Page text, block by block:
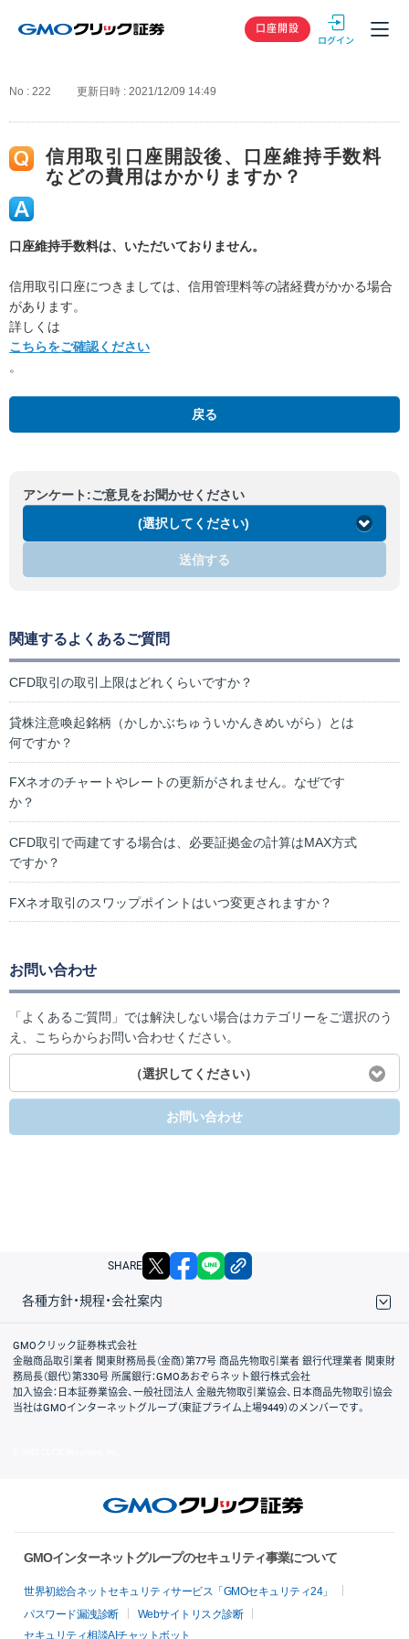
GMOクリック
口座開設
No : 222 更新日時 : 2021/12/09 14:49
信用取引口座開設後、口座維持手数料
などの費用はかかりますか？
口座維持手数料は、いただいておりません。
信用取引口座につきましては、信用管理料等の諸経費がかかる場合
があります。
詳しくは
こちらをご確認ください
。
戻る
アンケート:ご意見をお聞かせください
(選択してください)
送信する
関連するよくあるご質問
CFD取引の取引上限はどれくらいですか？
貸株注意喚起銘柄（かしかぶちゅういかんきめいがら）とは
何ですか？
FXネオのチャートやレートの更新がされません。なぜです
か？
CFD取引で両建てする場合は、必要証拠金の計算はMAX方式
ですか？
FXネオ取引のスワップポイントはいつ変更されますか？
お問い合わせ
「よくあるご質問」では解決しない場合はカテゴリーをご選択のう
え、こちらからお問い合わせください。
（選択してください）
お問い合わせ
SHARE X facebook
各種方針・規程・会社案内
取引規程・約款
サイトマップ
その他のご案内
個人情報保護方針
最良執行方針
サイトのご利用について
ディスクレイマー
信託保全
リスク説明
会社案内
GMOクリック証券株式会社
金融商品取引業者 関東財務局長（金商）第77号 商品先物取引業者 銀行代理業者 関東財
務局長（銀代）第330号 所属銀行：GMOあおぞらネット銀行株式会社
加入協会：日本証券業協会、一般社団法人 金融先物取引業協会、日本商品先物取引協会
当社はGMOインターネットグループ（東証プライム上場9449）のメンバーです。
GMOインターネットグループのセキュリティ事業について
世界初総合ネットセキュリティサービス「GMOセキュリティ24」
パスワード漏洩診断
Webサイトリスク診断
セキュリティ相談AIチャットボット